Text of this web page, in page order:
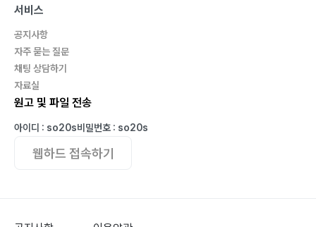
서비스
공지사항
자주 묻는 질문
채팅 상담하기
자료실
원고 및 파일 전송
아이디 : so20s비밀번호 : so20s
웹하드 접속하기